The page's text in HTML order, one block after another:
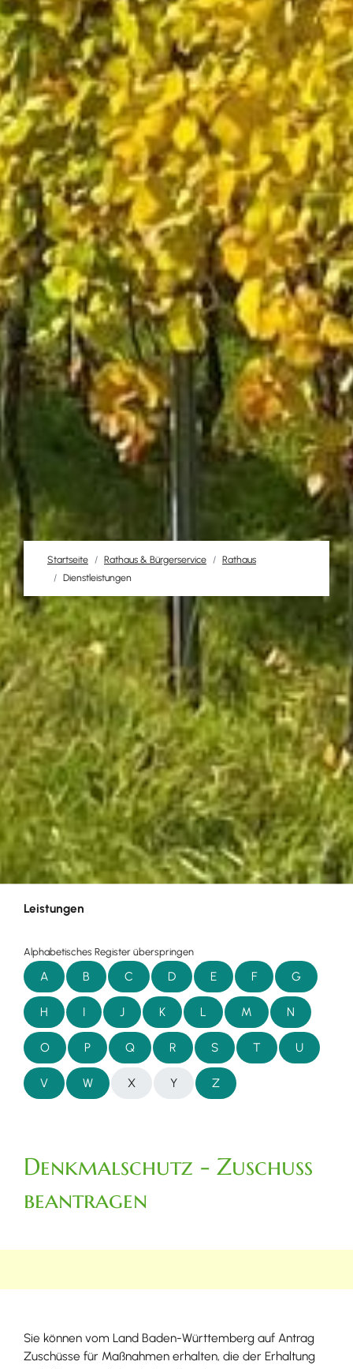
Startseite Rathaus & Bürgerservice
Rathaus
Dienstleistungen
Leistungen
Alphabetisches Register überspringen
A B C D E F G
H I J K L M N
O P Q R S T U
V W X Y Z
Denkmalschutz - Zuschuss
beantragen
Sie können vom Land Baden-Württemberg auf Antrag
Zuschüsse für Maßnahmen erhalten, die der Erhaltung